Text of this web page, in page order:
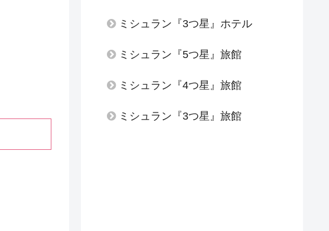
ミシュラン『3つ星』ホテル
ミシュラン『5つ星』旅館
ミシュラン『4つ星』旅館
ミシュラン『3つ星』旅館